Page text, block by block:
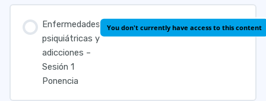
Cuestionario Patología Neuromuscular. Esclerosis Lateral
Amiotrófica
Enfermedades
psiquiátricas y
adicciones –
Sesión 1
Ponencia
You don't currently have access to this content